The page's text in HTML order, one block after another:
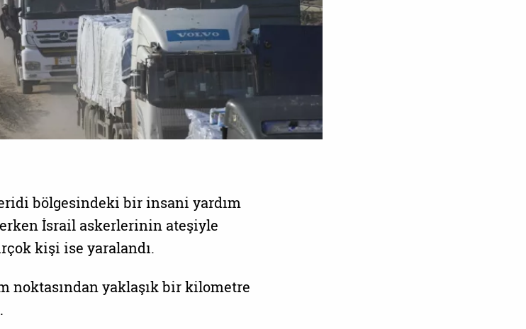
bölgesindeki bir insani yardım
İsrail askerlerinin ateşiyle
kişi ise yaralandı.
noktasından yaklaşık bir kilometre